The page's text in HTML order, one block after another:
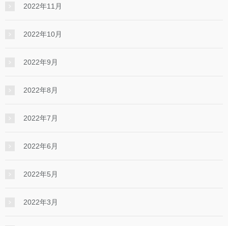
2022年11月
2022年10月
2022年9月
2022年8月
2022年7月
2022年6月
2022年5月
2022年3月